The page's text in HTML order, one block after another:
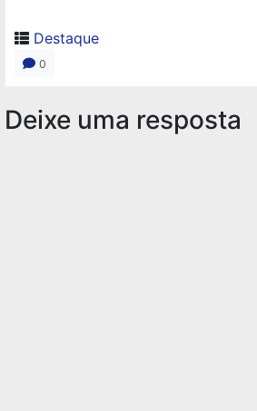
Destaque
0
Deixe uma resposta